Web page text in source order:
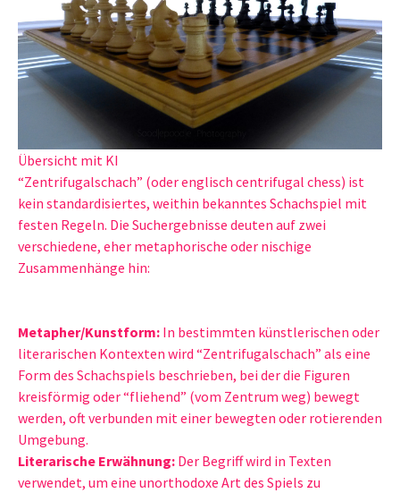
Übersicht mit KI
“Zentrifugalschach” (oder englisch centrifugal chess) ist
kein standardisiertes, weithin bekanntes Schachspiel mit
festen Regeln. Die Suchergebnisse deuten auf zwei
verschiedene, eher metaphorische oder nischige
Zusammenhänge hin:
Metapher/Kunstform: In bestimmten künstlerischen oder
literarischen Kontexten wird “Zentrifugalschach” als eine
Form des Schachspiels beschrieben, bei der die Figuren
kreisförmig oder “fliehend” (vom Zentrum weg) bewegt
werden, oft verbunden mit einer bewegten oder rotierenden
Umgebung.
Literarische Erwähnung: Der Begriff wird in Texten
verwendet, um eine unorthodoxe Art des Spiels zu